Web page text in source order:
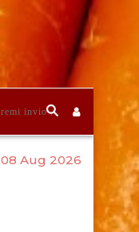
08 Aug 2026